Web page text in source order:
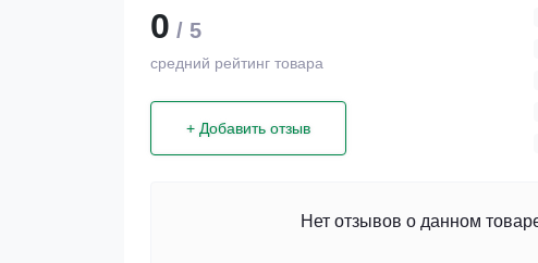
0 / 5
средний рейтинг товара
+ Добавить отзыв
Нет отзывов о данном